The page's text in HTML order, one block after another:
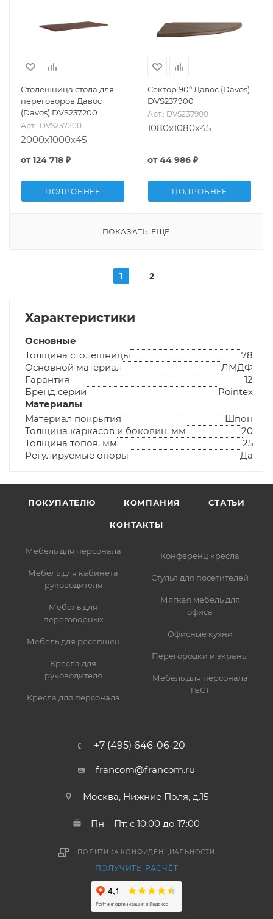
Столешница стола для
переговоров Давос
(Davos) DVS237200
Арт.: DVS237200
2000x1000x45
от124 718 ₽
ПОДРОБНЕЕ
Сектор 90° Давос (Davos)
DVS237900
Арт.: DVS237900
1080x1080x45
от44 986 ₽
ПОДРОБНЕЕ
ПОКАЗАТЬ ЕЩЕ
1 2
Характеристики
Основные
Толщина столешницы
78
Основной материал
ЛМДФ
Гарантия
12
Бренд серии
Pointex
Материалы
Материал покрытия
Шпон
Толщина каркасов и боковин, мм
20
Толщина топов, мм
25
Регулируемые опоры
Да
ПОКУПАТЕЛЮ КОМПАНИЯ СТАТЬИ
КОНТАКТЫ
Мебель для персонала
Мебель для кабинета
руководителя
Мебель для
переговорных
Мебель для ресепшен
Кресла для
руководителя
Кресла для персонала
Конференц кресла
Стулья для посетителей
Мягкая мебель для
офиса
Офисные кухни
Перегородки и экраны
Мебель для персонала
ТЕСТ
+7 (495) 646-06-20
francom@francom.ru
Москва, Нижние Поля, д.15
Пн – Пт: с 10:00 до 17:00
ПОЛИТИКА КОНФИДЕНЦИАЛЬНОСТИ
ПОЛУЧИТЬ РАСЧЁТ